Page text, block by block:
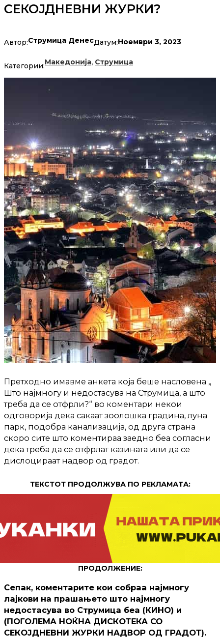
СЕКОЈДНЕВНИ ЖУРКИ?
Автор:Струмица ДенесДатум:Ноември 3, 2023
Категории:Македонија, Струмица
Претходно имавме анкета која беше насловена „
Што најмногу и недостасува на Струмица, а што
треба да се отфрли?“ во коментари некои
одговорија дека сакаат зоолошка градина, луна
парк, подобра канализација, од друга страна
скоро сите што коментираа заедно беа согласни
дека треба да се отфрлат казината или да се
дислоцираат надвор од градот.
ТЕКСТОТ ПРОДОЛЖУВА ПО РЕКЛАМАТА:
ПРОДОЛЖЕНИЕ:
Сепак, коментарите кои собраа најмногу
лајкови на прашањето што најмногу
недостасува во Струмица беа (КИНО) и
(ПОГОЛЕМА НОЌНА ДИСКОТЕКА СО
СЕКОЈДНЕВНИ ЖУРКИ НАДВОР ОД ГРАДОТ).